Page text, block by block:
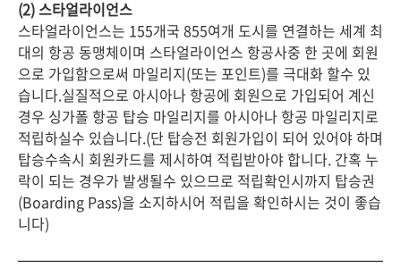
(2) 스타얼라이언스
스타얼라이언스는 155개국 855여개 도시를 연결하는 세계 최
대의 항공 동맹체이며 스타얼라이언스 항공사중 한 곳에 회원
으로 가입함으로써 마일리지(또는 포인트)를 극대화 할수 있
습니다.실질적으로 아시아나 항공에 회원으로 가입되어 계신
경우 싱가폴 항공 탑승 마일리지를 아시아나 항공 마일리지로
적립하실수 있습니다.(단 탑승전 회원가입이 되어 있어야 하며
탑승수속시 회원카드를 제시하여 적립받아야 합니다. 간혹 누
락이 되는 경우가 발생될수 있으므로 적립확인시까지 탑승권
(Boarding Pass)을 소지하시어 적립을 확인하시는 것이 좋습
니다)